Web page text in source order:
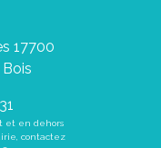
17700
et en dehors
contactez